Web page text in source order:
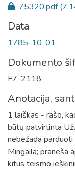
75320.pdf
Data
1785-10-01
Dokumento
F7-2118
Anotacija,
1 laiškas - rašo,
būtų patvirtinta
nebežada parduoti
Mingaila; praneša
kitus teismo